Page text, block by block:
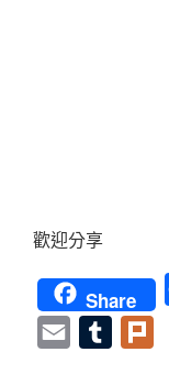
歡迎分享
Share
Email Tumblr